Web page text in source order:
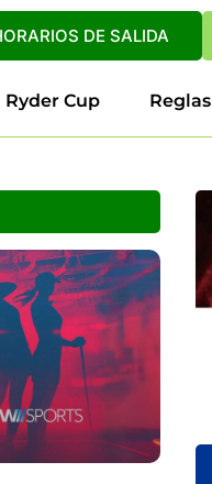
DE SALIDA
Ryder Cup Reglas